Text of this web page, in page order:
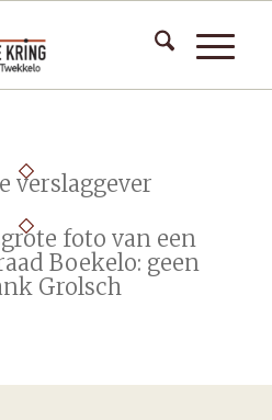
verslaggever
foto van een
Boekelo: geen
Grolsch